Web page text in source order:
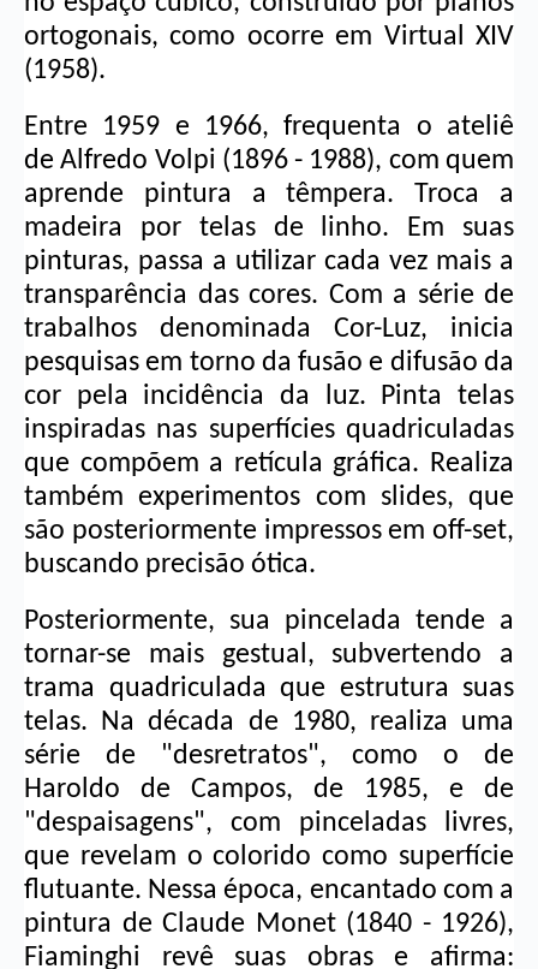
ortogonais, como ocorre em Virtual XIV
(1958).
Entre 1959 e 1966, frequenta o ateliê
de Alfredo Volpi (1896 - 1988), com quem
aprende pintura a têmpera. Troca a
madeira por telas de linho. Em suas
pinturas, passa a utilizar cada vez mais a
transparência das cores. Com a série de
trabalhos denominada Cor-Luz, inicia
pesquisas em torno da fusão e difusão da
cor pela incidência da luz. Pinta telas
inspiradas nas superfícies quadriculadas
que compõem a retícula gráfica. Realiza
também experimentos com slides, que
são posteriormente impressos em off-set,
buscando precisão ótica.
Posteriormente, sua pincelada tende a
tornar-se mais gestual, subvertendo a
trama quadriculada que estrutura suas
telas. Na década de 1980, realiza uma
série de "desretratos", como o de
Haroldo de Campos, de 1985, e de
"despaisagens", com pinceladas livres,
que revelam o colorido como superfície
flutuante. Nessa época, encantado com a
pintura de Claude Monet (1840 - 1926),
Fiaminghi revê suas obras e afirma: